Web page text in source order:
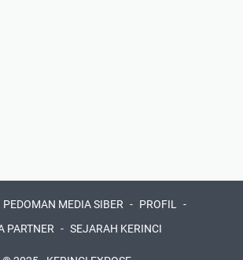
PEDOMAN MEDIA SIBER
PROFIL
PARTNER
SEJARAH KERINCI